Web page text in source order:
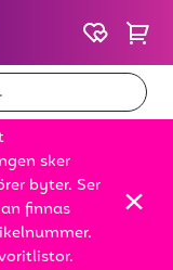
sker
byter. Ser
finnas